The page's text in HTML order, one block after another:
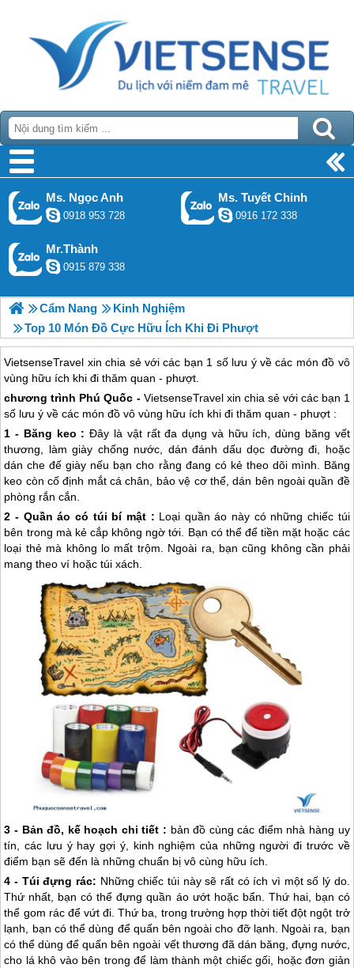
Ms. Ngọc Anh
0918 953 728
Ms. Tuyết Chinh
0916 172 338
Mr.Thành
0915 879 338
Cẩm Nang
Kinh Nghiệm
Top 10 Món Đồ Cực Hữu Ích Khi Đi Phượt
VietsenseTravel xin chia sẻ với các bạn 1 số lưu ý về các món đồ vô
vùng hữu ích khi đi thăm quan - phượt.
chương trình Phú Quốc - VietsenseTravel xin chia sẻ với các bạn 1
số lưu ý về các món đồ vô vùng hữu ích khi đi thăm quan - phượt :
1 - Băng keo : Đây là vật rất đa dụng và hữu ích, dùng băng vết
thương, làm giày chống nước, dán đánh dấu dọc đường đi, hoặc
dán che đế giày nếu bạn cho rằng đang có kẻ theo dõi mình. Băng
keo còn cố định mắt cá chân, bảo vệ cơ thể, dán bên ngoài quần đề
phòng rắn cắn.
2 - Quần áo có túi bí mật : Loại quần áo này có những chiếc túi
bên trong mà kẻ cắp không ngờ tới. Bạn có thể để tiền mặt hoặc các
loại thẻ mà không lo mất trộm. Ngoài ra, bạn cũng không cần phải
mang theo ví hoặc túi xách.
3 - Bản đồ, kế hoạch chi tiết : bản đồ cùng các điểm nhà hàng uy
tín, các lưu ý hay gợi ý, kinh nghiệm của những người đi trước về
điểm bạn sẽ đến là những chuẩn bị vô cùng hữu ích.
4 - Túi đựng rác: Những chiếc túi này sẽ rất có ích vì một số lý do.
Thứ nhất, bạn có thể đựng quần áo ướt hoặc bẩn. Thứ hai, bạn có
thể gom rác để vứt đi. Thứ ba, trong trường hợp thời tiết đột ngột trở
lạnh, bạn có thể dùng để quấn bên ngoài cho đỡ lạnh. Ngoài ra, bạn
có thể dùng để quấn bên ngoài vết thương đã dán băng, đựng nước,
cho lá khô vào bên trong để làm thành một chiếc gối, hoặc đơn giản